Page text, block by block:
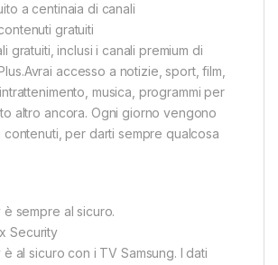
a centinaia di canali
gratuiti
gratuiti, inclusi i canali premium di
accesso a notizie, sport, film,
musica, programmi per
altro ancora. Ogni giorno vengono
contenuti, per darti sempre qualcosa
sempre al sicuro.
Security
al sicuro con i TV Samsung. I dati